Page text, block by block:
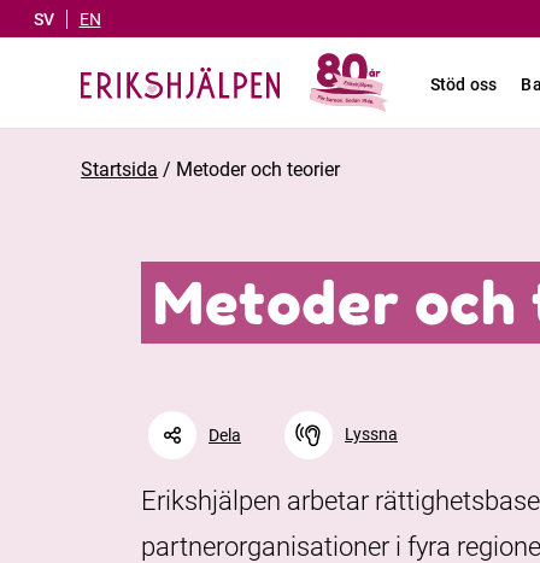
SV EN
Stöd oss
Startsida / Metoder och teorier
Metoder
Lyssna
Dela
Erikshjälpen arbetar
partnerorganisationer i fyra